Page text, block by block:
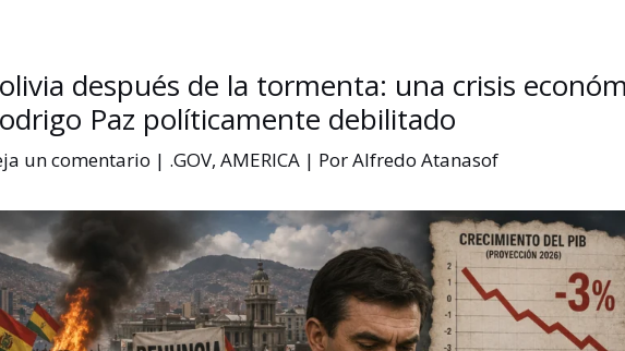
después de la tormenta: una crisis
Paz políticamente debilitado
un comentario | .GOV, AMERICA| PorAlfredo Atanasof